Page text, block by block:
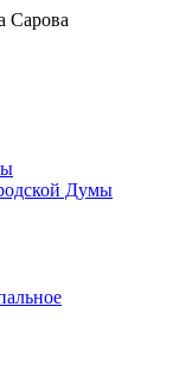
Сарова
Думы